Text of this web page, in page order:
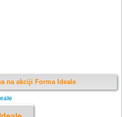
na akciji Forma Ideale